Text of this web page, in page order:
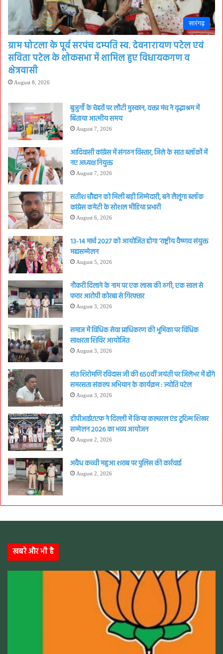
सारंगढ़
ग्राम घोटला के पूर्व सरपंच दम्पति स्व. देवनारायण पटेल एवं
सविता पटेल के शोकसभा में शामिल हुए विधायकगण व
क्षेत्रवासी
August 8, 2026
बुजुर्गों के चेहरों पर लौटी मुस्कान, वक्ता मंच ने वृद्धाश्रम में
बिताया आत्मीय समय
August 7, 2026
आदिवासी कांग्रेस में संगठन विस्तार, जिले के सात ब्लॉकों में
नए अध्यक्ष नियुक्त
August 7, 2026
सतीश चौहान को मिली बड़ी जिम्मेदारी, बने लैलूंगा ब्लॉक
कांग्रेस कमेटी के सोशल मीडिया प्रभारी
August 6, 2026
13-14 मार्च 2027 को आयोजित होगा ‘राष्ट्रीय वैष्णव संयुक्त
महासम्मेलन
August 5, 2026
नौकरी दिलाने के नाम पर एक लाख की ठगी, एक साल से
फरार आरोपी कोरबा से गिरफ्तार
August 3, 2026
समाज में विधिक सेवा प्राधिकरण की भूमिका पर विधिक
साक्षरता शिविर आयोजित
August 3, 2026
संत शिरोमणि रविदास जी की 650वीं जयंती पर जिलेभर में होंगे
समरसता संकल्प अभियान के कार्यक्रम : ज्योति पटेल
August 3, 2026
डीपीआईएएफ ने दिल्ली में किया कल्चरल एंड टूरिज्म शिखर
सम्मेलन 2026 का भव्य आयोजन
August 2, 2026
अवैध कच्ची महुआ शराब पर पुलिस की कार्रवाई
August 2, 2026
खबरे और भी है